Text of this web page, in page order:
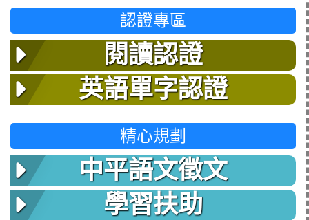
認證專區
閱讀認證
英語單字認證
精心規劃
中平語文徵文
學習扶助